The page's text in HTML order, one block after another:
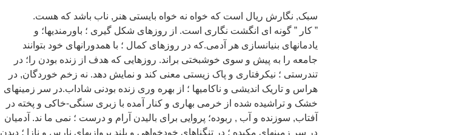
سبک, نگارش ریال است که خواه نه خواه بایستی هنر, ناب باشد که هست.
” کار ” گونه ای انگشت نگاری است. از روزهای شکل گیری ؛ باورمندیها؛ و
یادمانهای بنیانسازی هر آدمی.که در روزهای کمال ؛ با همدورانهای خود بتوانند
جامعه را به پیش و سوی خوشبختی براند. روزهایی که هدف از زنده بودن را؛ در
تندرستی ؛ نیکرفتاری و پاک زیستی معنی کند و نمایش دهد. نه زخم خوردگان, در
هراس و تاریک اندیشی و ناکامیها ؛ از بهره وری زنده بودنی شاداب.در سر زمینهای
خشک و تراشیده شده از خرمی بهاری و کنار آمده با زبری سنگی-خاکی و پخته در
آفتاب, سوزنده و آب , ربوده؛ پروایی برای بالیدن آرام و درست ؛ نمی ما ند. آدمیان
در سر زمینهای مکیده ؛ در تنگناهای خودخواهی و بلند پروازیهای نارس و نازا ؛ دیدن